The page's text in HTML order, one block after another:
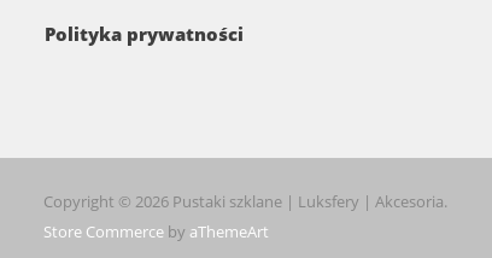
Polityka prywatności
Copyright © 2026 Pustaki szklane | Luksfery | Akcesoria.
Store Commerce by aThemeArt